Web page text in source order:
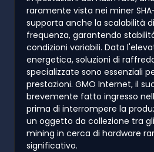
raramente vista nei miner
supporta anche la scalabilità
frequenza, garantendo
condizioni variabili. Data
energetica, soluzioni di
specializzate sono essenziali
prestazioni. GMO Internet, il
brevemente fatto ingresso
prima di interrompere la
un oggetto da collezione tra
mining in cerca di hardware
significativo.